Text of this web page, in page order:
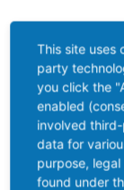
This site uses
party
you click the
enabled
involved
data for
purpose,
found under